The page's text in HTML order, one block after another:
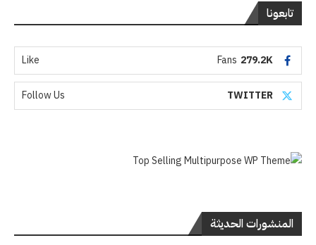
تابعونا
279.2K
Fans
Like
TWITTER
Follow Us
المنشورات الحديثة